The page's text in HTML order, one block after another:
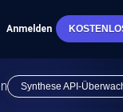
Anmelden
Synthese API-